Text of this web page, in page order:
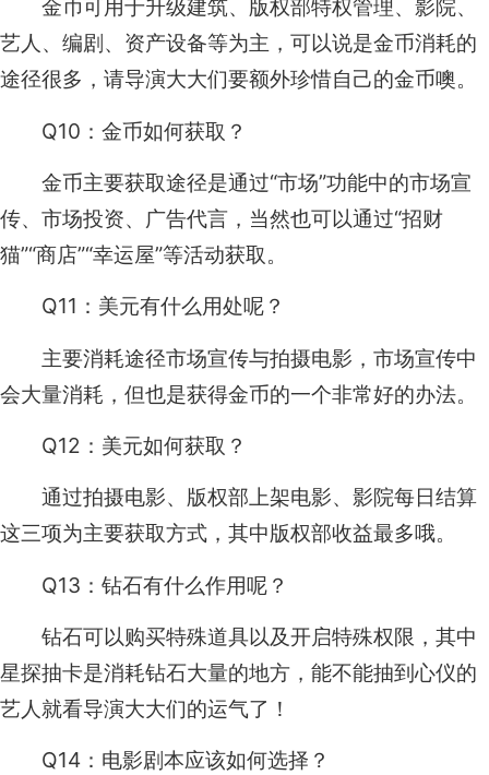
金币可用于升级建筑、版权部特权管理、影院、
艺人、编剧、资产设备等为主，可以说是金币消耗的
途径很多，请导演大大们要额外珍惜自己的金币噢。
Q10：金币如何获取？
金币主要获取途径是通过“市场”功能中的市场宣
传、市场投资、广告代言，当然也可以通过“招财
猫”“商店”“幸运屋”等活动获取。
Q11：美元有什么用处呢？
主要消耗途径市场宣传与拍摄电影，市场宣传中
会大量消耗，但也是获得金币的一个非常好的办法。
Q12：美元如何获取？
通过拍摄电影、版权部上架电影、影院每日结算
这三项为主要获取方式，其中版权部收益最多哦。
Q13：钻石有什么作用呢？
钻石可以购买特殊道具以及开启特殊权限，其中
星探抽卡是消耗钻石大量的地方，能不能抽到心仪的
艺人就看导演大大们的运气了！
Q14：电影剧本应该如何选择？